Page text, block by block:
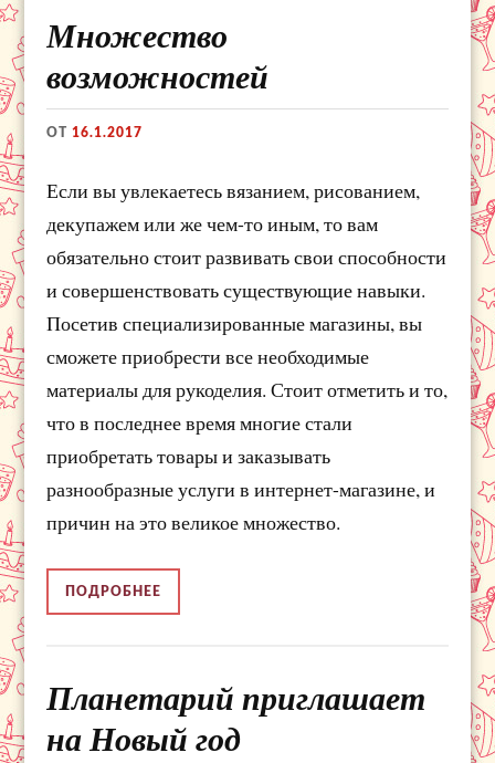
Множество
возможностей
ОТ16.1.2017
Если вы увлекаетесь вязанием, рисованием,
декупажем или же чем-то иным, то вам
обязательно стоит развивать свои способности
и совершенствовать существующие навыки.
Посетив специализированные магазины, вы
сможете приобрести все необходимые
материалы для рукоделия. Стоит отметить и то,
что в последнее время многие стали
приобретать товары и заказывать
разнообразные услуги в интернет-магазине, и
причин на это великое множество.
ПОДРОБНЕЕ
Планетарий приглашает
на Новый год